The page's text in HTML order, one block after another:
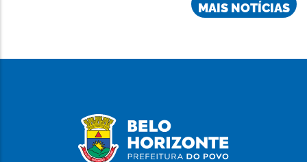
MAIS NOTÍCIAS